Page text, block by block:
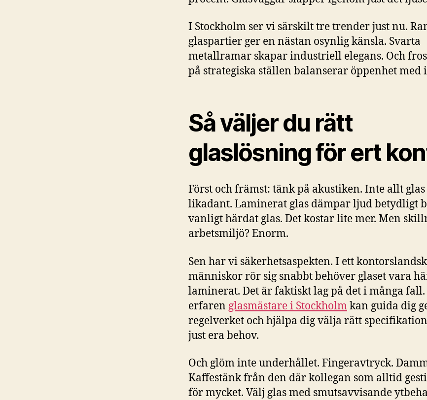
I Stockholm ser vi särskilt tre trender just nu.
glaspartier ger en nästan osynlig känsla. Svarta
metallramar skapar industriell elegans. Och
på strategiska ställen balanserar öppenhet med
Så väljer du rätt
glaslösning för ert
Först och främst: tänk på akustiken. Inte allt
likadant. Laminerat glas dämpar ljud betydligt
vanligt härdat glas. Det kostar lite mer. Men
arbetsmiljö? Enorm.
Sen har vi säkerhetsaspekten. I ett
människor rör sig snabbt behöver glaset vara
laminerat. Det är faktiskt lag på det i många fall.
erfaren glasmästare i Stockholmkan guida dig
regelverket och hjälpa dig välja rätt
just era behov.
Och glöm inte underhållet. Fingeravtryck.
Kaffestänk från den där kollegan som alltid
för mycket. Välj glas med smutsavvisande